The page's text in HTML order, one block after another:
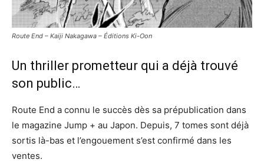
Route End – Kaiji Nakagawa – Éditions Ki-Oon
Un thriller prometteur qui a déjà trouvé
son public…
Route End a connu le succès dès sa prépublication dans
le magazine Jump + au Japon. Depuis, 7 tomes sont déjà
sortis là-bas et l’engouement s’est confirmé dans les
ventes.